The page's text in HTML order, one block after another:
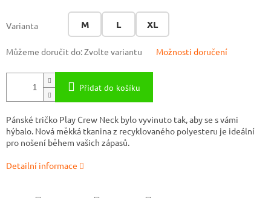
Varianta M L XL
Můžeme doručit do:Zvolte variantu Možnosti doručení
Přidat do košíku
Pánské tričko Play Crew Neck bylo vyvinuto tak, aby se s vámi
hýbalo. Nová měkká tkanina z recyklovaného polyesteru je ideální
pro nošení během vašich zápasů.
Detailní informace